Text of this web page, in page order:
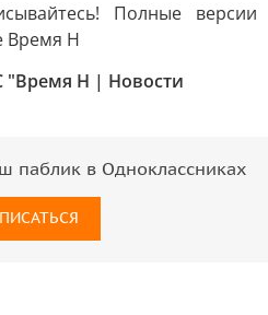
Полные версии
Время Н
"Время Н | Новости
паблик в Одноклассниках